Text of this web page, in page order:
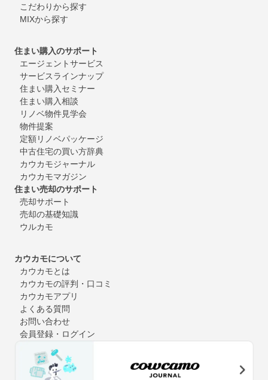
こだわりから探す
MIXから探す
住まい購入のサポート
エージェントサービス
サービスラインナップ
住まい購入セミナー
住まい購入相談
リノベ物件見学会
物件提案
定額リノベパッケージ
中古住宅の買い方辞典
カウカモジャーナル
カウカモマガジン
住まい売却のサポート
売却サポート
売却の基礎知識
ウルカモ
カウカモについて
カウカモとは
カウカモの評判・口コミ
カウカモアプリ
よくある質問
お問い合わせ
会員登録・ログイン